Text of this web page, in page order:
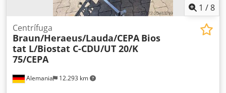
1 /8
Alemania 12.293 km
Centrífuga
Braun/Heraeus/Lauda/CEPA Bios
tat L/Biostat C-CDU/UT 20/K
75/CEPA